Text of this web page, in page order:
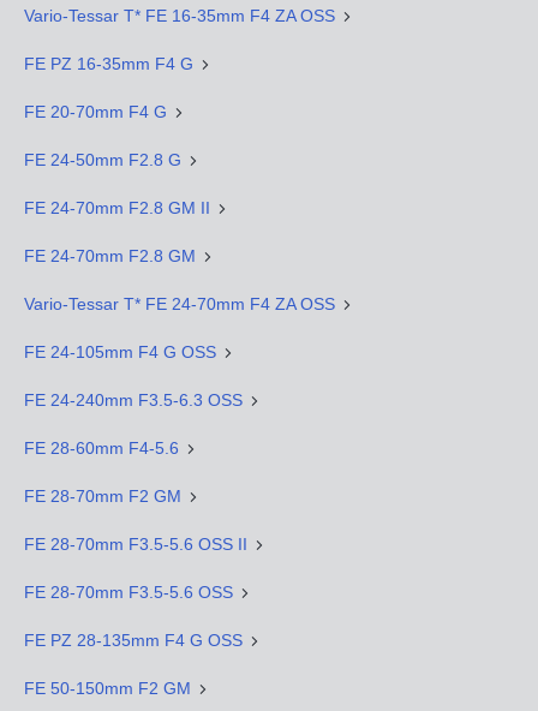
Vario-Tessar T* FE 16-35mm F4 ZA OSS
FE PZ 16-35mm F4 G
FE 20-70mm F4 G
FE 24-50mm F2.8 G
FE 24-70mm F2.8 GM II
FE 24-70mm F2.8 GM
Vario-Tessar T* FE 24-70mm F4 ZA OSS
FE 24-105mm F4 G OSS
FE 24-240mm F3.5-6.3 OSS
FE 28-60mm F4-5.6
FE 28-70mm F2 GM
FE 28-70mm F3.5-5.6 OSS II
FE 28-70mm F3.5-5.6 OSS
FE PZ 28-135mm F4 G OSS
FE 50-150mm F2 GM